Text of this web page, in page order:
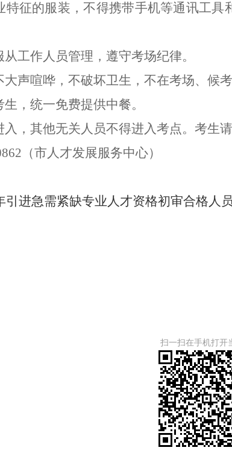
特征的服装，不得携带手机等通讯工
工作人员管理，遵守考场纪律。
声喧哗，不破坏卫生，不在考场、候
，统一免费提供中餐。
，其他无关人员不得进入考点。考生
（市人才发展服务中心）
引进急需紧缺专业人才资格初审合格人
扫一扫在手机打开